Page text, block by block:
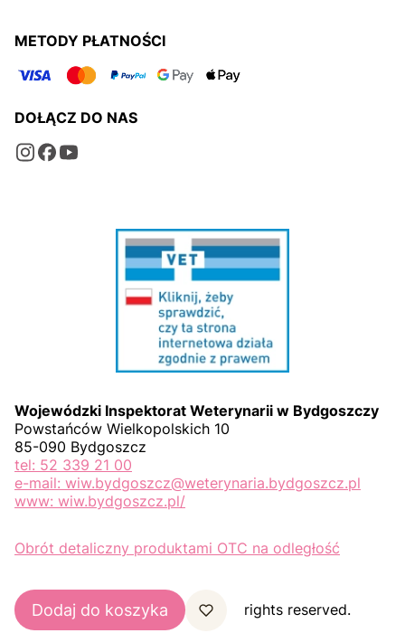
METODY PŁATNOŚCI
DOŁĄCZ DO NAS
Wojewódzki Inspektorat Weterynarii w Bydgoszczy
Powstańców Wielkopolskich 10
85-090 Bydgoszcz
tel: 52 339 21 00
e-mail: wiw.bydgoszcz@weterynaria.bydgoszcz.pl
www: wiw.bydgoszcz.pl/
Obrót detaliczny produktami OTC na odległość
© Copyright 2025Shoper.pl . All rights reserved.
Dodaj do koszyka